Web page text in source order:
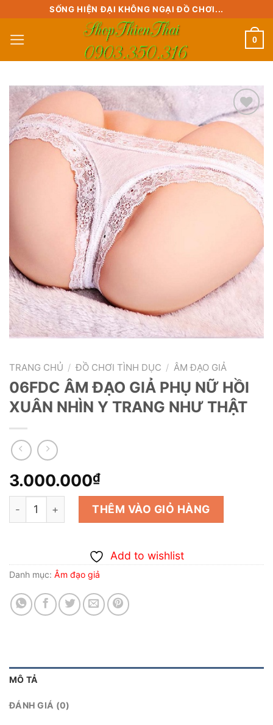
content
SỐNG HIỆN ĐẠI KHÔNG NGẠI ĐỒ CHƠI...
0
Add to
wishlist
TRANG CHỦ / ĐỒ CHƠI TÌNH DỤC / ÂM ĐẠO GIẢ
06FDC ÂM ĐẠO GIẢ PHỤ NỮ HỒI
XUÂN NHÌN Y TRANG NHƯ THẬT
3.000.000₫
06FDC ÂM ĐẠO GIẢ PHỤ NỮ HỒI XUÂN NHÌN Y
THÊM VÀO GIỎ HÀNG
Add to wishlist
Danh mục: Âm đạo giả
MÔ TẢ
ĐÁNH GIÁ (0)